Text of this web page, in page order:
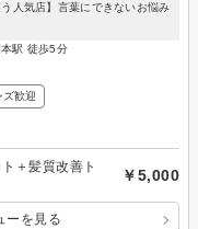
人気店】言葉にできないお悩み
駅 徒歩5分
ズ歓迎
＋髪質改善ト
￥5,000
ーを見る